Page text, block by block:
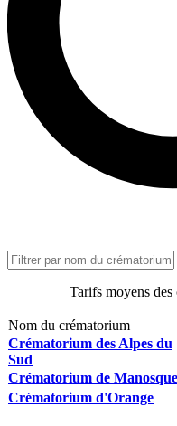
Tarifs moyens des
Nom du crématorium
Crématorium des Alpes du
Sud
Crématorium de Manosque
Crématorium d'Orange